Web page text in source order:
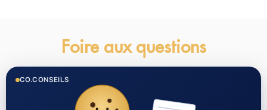
Foire aux questions
Pourquoi investir dans le GFI ?
CO.CONSEILS